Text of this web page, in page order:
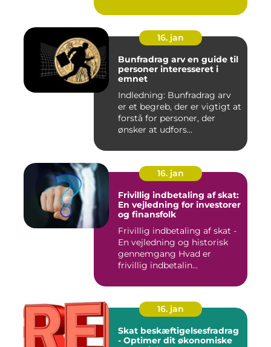
16. jan
Bunfradrag arv en guide til
personer interesseret i
emnet
Indledning: Bunfradrag arv
er et begreb, der er vigtigt at
forstå for personer, der
ønsker at udfors...
16. jan
Frivillig indbetaling af skat:
En vejledning for investorer
og finansfolk
Frivillig indbetaling af skat -
En vejledning og historisk
gennemgang Hvad er
frivillig indbetalin...
16. jan
Skat beskæftigelsesfradrag
- Optimer dit økonomiske